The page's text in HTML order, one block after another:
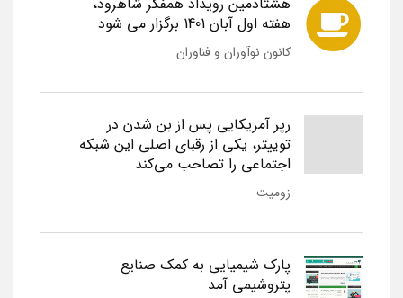
هفته اول آبان 1401 برگزار می شود
کانون نوآوران و فناوران
رپر آمریکایی پس از بن شدن در
توییتر، یکی از رقبای اصلی این شبکه
اجتماعی را تصاحب می‌کند
زومیت
پارک شیمیایی به کمک صنایع
پتروشیمی آمد